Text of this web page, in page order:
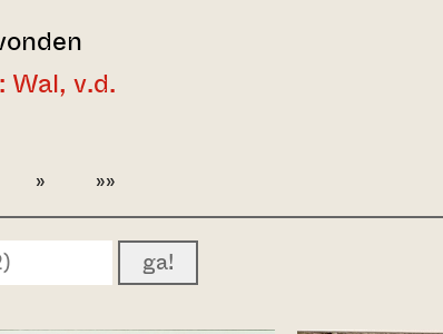
Wal, v.d.
» »»
ga!